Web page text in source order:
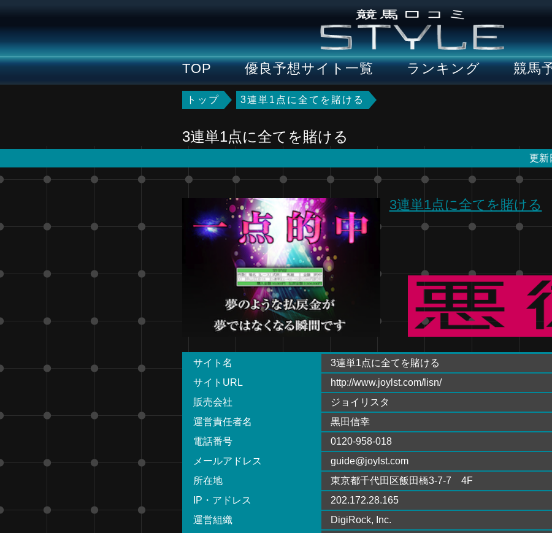
TOP 優良予想サイト一覧 ランキング 競馬
トップ 3連単1点に全てを賭ける
3連単1点に全てを賭ける
更新
3連単1点に全てを賭ける
サイト名
3連単1点に全てを賭ける
サイトURL
http://www.joylst.com/lisn/
販売会社
ジョイリスタ
運営責任者名
黒田信幸
電話番号
0120-958-018
メールアドレス
guide@joylst.com
所在地
東京都千代田区飯田橋3-7-7 4F
IP・アドレス
202.172.28.165
運営組織
DigiRock, Inc.